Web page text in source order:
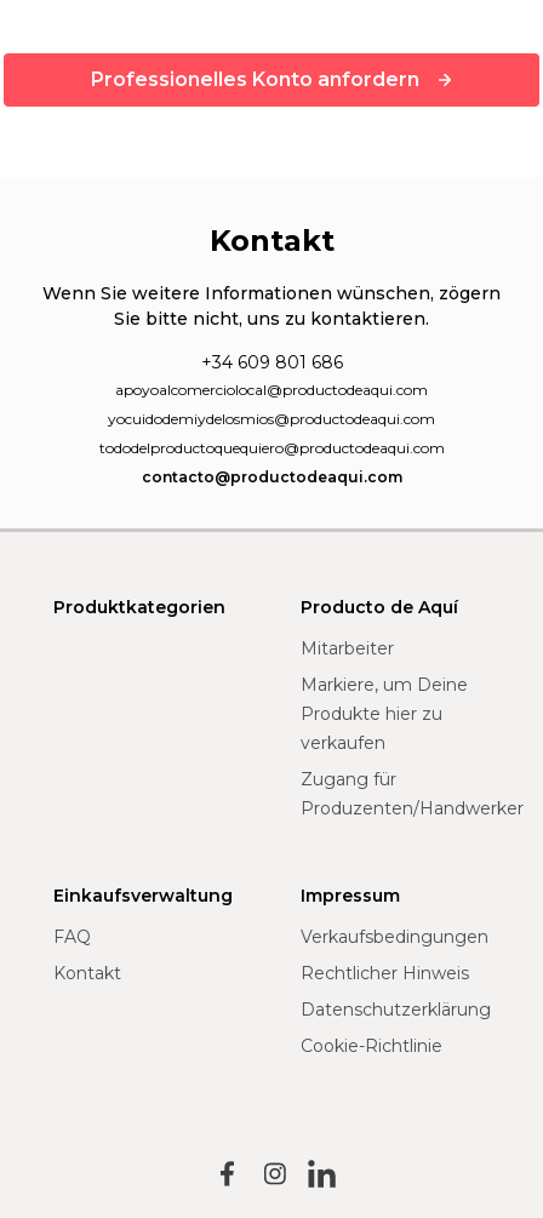
Professionelles Konto anfordern
Kontakt
Wenn Sie weitere Informationen wünschen, zögern
Sie bitte nicht, uns zu kontaktieren.
+34 609 801 686
apoyoalcomerciolocal@productodeaqui.com
yocuidodemiydelosmios@productodeaqui.com
tododelproductoquequiero@productodeaqui.com
contacto@productodeaqui.com
Produktkategorien
Producto de Aquí
Mitarbeiter
Markiere, um Deine
Produkte hier zu
verkaufen
Zugang für
Produzenten/Handwerker
Einkaufsverwaltung
FAQ
Kontakt
Impressum
Verkaufsbedingungen
Rechtlicher Hinweis
Datenschutzerklärung
Cookie-Richtlinie